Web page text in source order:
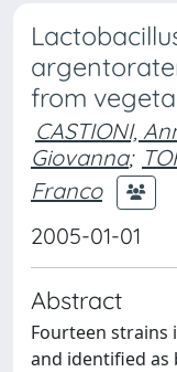
from
CASTIONI,
Giovanna;
Franco
2005-01-01
Abstract
Fourteen strains
and identified as